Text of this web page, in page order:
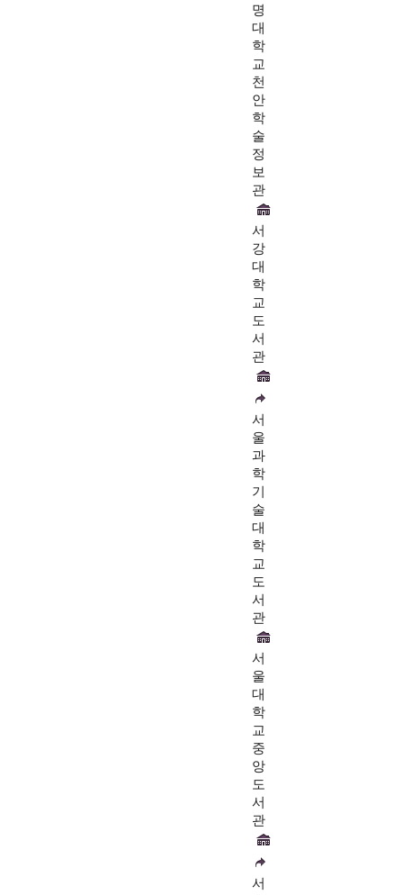
명
대
학
교
천
안
학
술
정
보
관
서
강
대
학
교
도
서
관
서
울
과
학
기
술
대
학
교
도
서
관
서
울
대
학
교
중
앙
도
서
관
서